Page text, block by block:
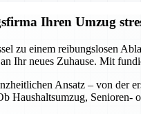
Ihren Umzug
zu einem reibungslosen
Ihr neues Zuhause. Mit
Ansatz – von der
Haushaltsumzug, Senioren-